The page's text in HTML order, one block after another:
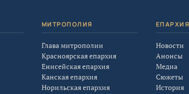
МИТРОПОЛИЯ
Глава митрополии
Красноярская епархия
Енисейская епархия
Канская епархия
Норильская епархия
ЕПАРХИЯ
Новости
Анонсы
Медиа
Сюжеты
История